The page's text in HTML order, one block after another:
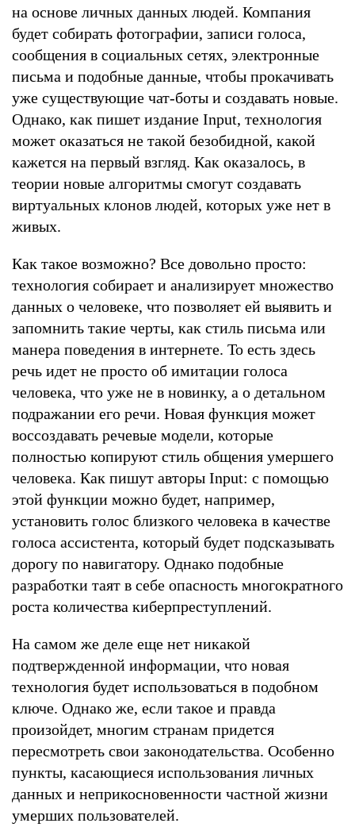
на основе личных данных людей. Компания
будет собирать фотографии, записи голоса,
сообщения в социальных сетях, электронные
письма и подобные данные, чтобы прокачивать
уже существующие чат-боты и создавать новые.
Однако, как пишет издание Input, технология
может оказаться не такой безобидной, какой
кажется на первый взгляд. Как оказалось, в
теории новые алгоритмы смогут создавать
виртуальных клонов людей, которых уже нет в
живых.
Как такое возможно? Все довольно просто:
технология собирает и анализирует множество
данных о человеке, что позволяет ей выявить и
запомнить такие черты, как стиль письма или
манера поведения в интернете. То есть здесь
речь идет не просто об имитации голоса
человека, что уже не в новинку, а о детальном
подражании его речи. Новая функция может
воссоздавать речевые модели, которые
полностью копируют стиль общения умершего
человека. Как пишут авторы Input: с помощью
этой функции можно будет, например,
установить голос близкого человека в качестве
голоса ассистента, который будет подсказывать
дорогу по навигатору. Однако подобные
разработки таят в себе опасность многократного
роста количества киберпреступлений.
На самом же деле еще нет никакой
подтвержденной информации, что новая
технология будет использоваться в подобном
ключе. Однако же, если такое и правда
произойдет, многим странам придется
пересмотреть свои законодательства. Особенно
пункты, касающиеся использования личных
данных и неприкосновенности частной жизни
умерших пользователей.